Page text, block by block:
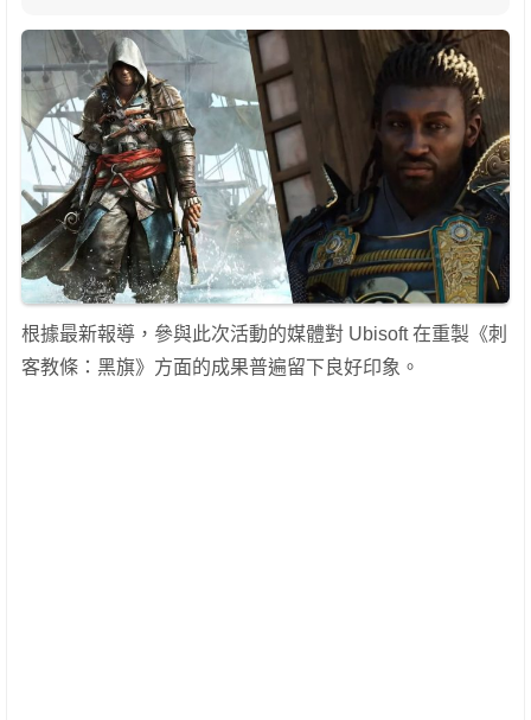
根據最新報導，參與此次活動的媒體對 Ubisoft 在重製《刺
客教條：黑旗》方面的成果普遍留下良好印象。